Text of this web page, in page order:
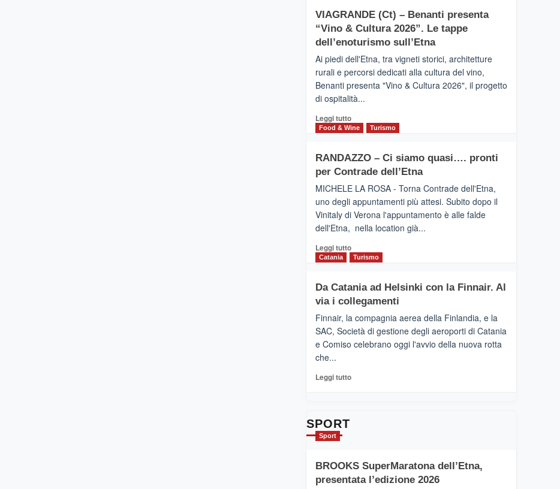
la
Valle
Alcantara
nei
primi
classifica
siciliana
IL
SAN
DOMENICO
TAORMINA,
UN
HOTEL
FOUR
PRESENTA
IL
SUMMER
BOOK
CLUB
VIAGRANDE (Ct) – Benanti presenta
“Vino & Cultura 2026”. Le tappe
dell’enoturismo sull’Etna
Ai piedi dell'Etna, tra vigneti storici, architetture
rurali e percorsi dedicati alla cultura del vino,
Benanti presenta "Vino & Cultura 2026", il progetto
di ospitalità...
Leggi tuttoLeggi
di
VIAGRANDE
(Ct)
–
presenta
“Vino
&
2026”.
Le
dell’enoturismo
sull’Etna
Food & Wine Turismo
RANDAZZO – Ci siamo quasi…. pronti
per Contrade dell’Etna
MICHELE LA ROSA - Torna Contrade dell'Etna,
uno degli appuntamenti più attesi. Subito dopo il
Vinitaly di Verona l'appuntamento è alle falde
dell'Etna, nella location già...
Leggi tuttoLeggi
di
RANDAZZO
–
siamo
quasi….
pronti
dell’Etna
Catania Turismo
Da Catania ad Helsinki con la Finnair. Al
via i collegamenti
Finnair, la compagnia aerea della Finlandia, e la
SAC, Società di gestione degli aeroporti di Catania
e Comiso celebrano oggi l'avvio della nuova rotta
che...
Leggi tuttoLeggi
con
la
SPORT
Sport
BROOKS SuperMaratona dell’Etna,
presentata l’edizione 2026